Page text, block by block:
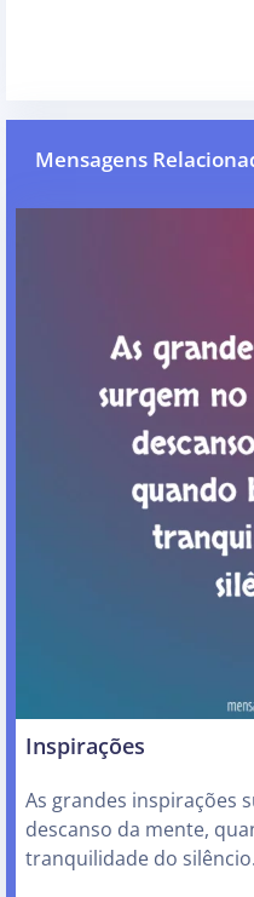
Mensagens
Inspirações
As grandes inspirações
descanso da mente,
tranquilidade do silêncio.